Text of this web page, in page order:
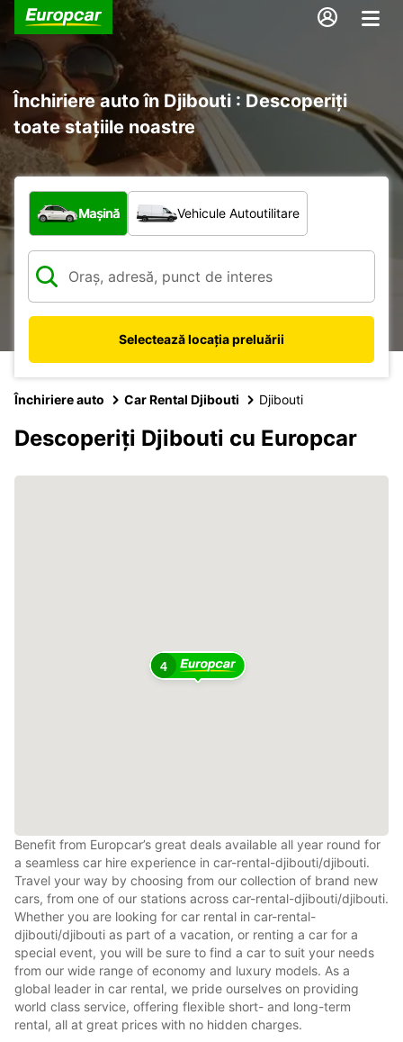
Închiriere auto în Djibouti : Descoperiți
toate stațiile noastre
Ce tip de vehicul?
Mașină Vehicule Autoutilitare
Selectează locația preluării
Închiriere auto Car Rental Djibouti Djibouti
Descoperiți Djibouti cu Europcar
4
Benefit from Europcar’s great deals available all year round for
a seamless car hire experience in car-rental-djibouti/djibouti.
Travel your way by choosing from our collection of brand new
cars, from one of our stations across car-rental-djibouti/djibouti.
Whether you are looking for car rental in car-rental-
djibouti/djibouti as part of a vacation, or renting a car for a
special event, you will be sure to find a car to suit your needs
from our wide range of economy and luxury models. As a
global leader in car rental, we pride ourselves on providing
world class service, offering flexible short- and long-term
rental, all at great prices with no hidden charges.